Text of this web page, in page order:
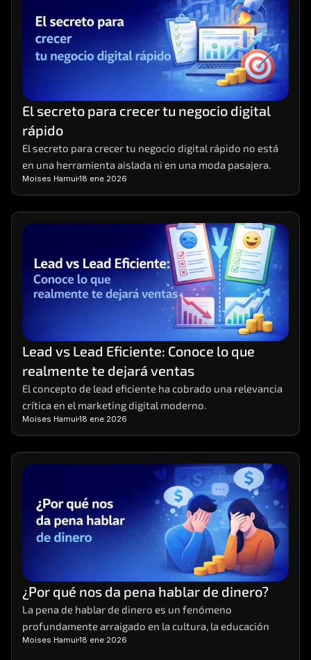
El secreto para crecer tu negocio digital
rápido
El secreto para crecer tu negocio digital rápido no está
en una herramienta aislada ni en una moda pasajera.
Moises Hamui 18 ene 2026
Lead vs Lead Eficiente: Conoce lo que
realmente te dejará ventas
El concepto de lead eficiente ha cobrado una relevancia
crítica en el marketing digital moderno.
Moises Hamui 18 ene 2026
¿Por qué nos da pena hablar de dinero?
La pena de hablar de dinero es un fenómeno
profundamente arraigado en la cultura, la educación
Moises Hamui 18 ene 2026